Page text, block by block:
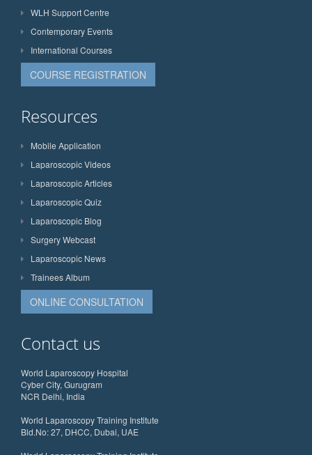
WLH Support Centre
Contemporary Events
International Courses
COURSE REGISTRATION
Resources
Mobile Application
Laparoscopic Videos
Laparoscopic Articles
Laparoscopic Quiz
Laparoscopic Blog
Surgery Webcast
Laparoscopic News
Trainees Album
ONLINE CONSULTATION
Contact us
World Laparoscopy Hospital
Cyber City, Gurugram
NCR Delhi, India
World Laparoscopy Training Institute
Bld.No: 27, DHCC, Dubai, UAE